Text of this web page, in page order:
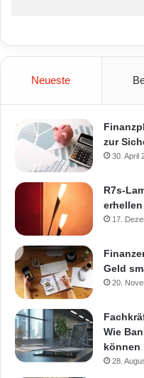
Neueste
zur
30. April
R7s-
erhellen
17.
Geld
20.
Wie
können
28.